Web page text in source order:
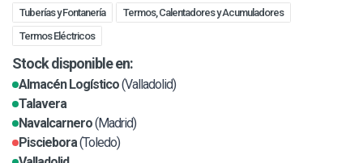
Tuberías y Fontanería
Termos, Calentadores y Acumuladores
Termos Eléctricos
Stock disponible en:
Almacén Logístico(Valladolid)
Talavera
Navalcarnero(Madrid)
Pisciebora(Toledo)